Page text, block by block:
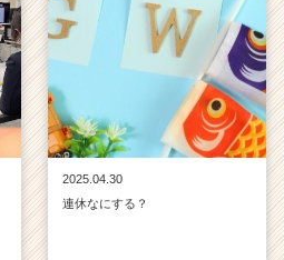
2025.04.30
連休なにする？